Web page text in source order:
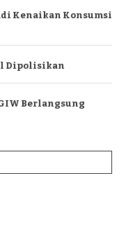
Kenaikan Konsumsi
Dipolisikan
Berlangsung